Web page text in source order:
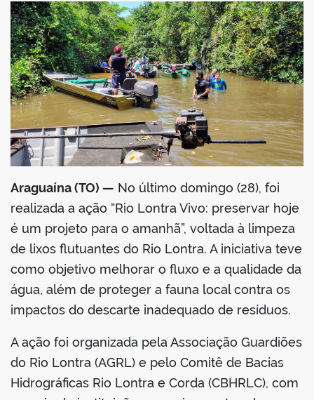
Araguaína (TO) — No último domingo (28), foi
realizada a ação “Rio Lontra Vivo: preservar hoje
é um projeto para o amanhã”, voltada à limpeza
de lixos flutuantes do Rio Lontra. A iniciativa teve
como objetivo melhorar o fluxo e a qualidade da
água, além de proteger a fauna local contra os
impactos do descarte inadequado de resíduos.
A ação foi organizada pela Associação Guardiões
do Rio Lontra (AGRL) e pelo Comitê de Bacias
Hidrográficas Rio Lontra e Corda (CBHRLC), com